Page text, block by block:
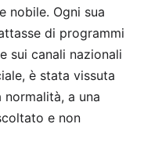
nobile. Ogni sua
di programmi
sui canali nazionali
è stata vissuta
a una
e non